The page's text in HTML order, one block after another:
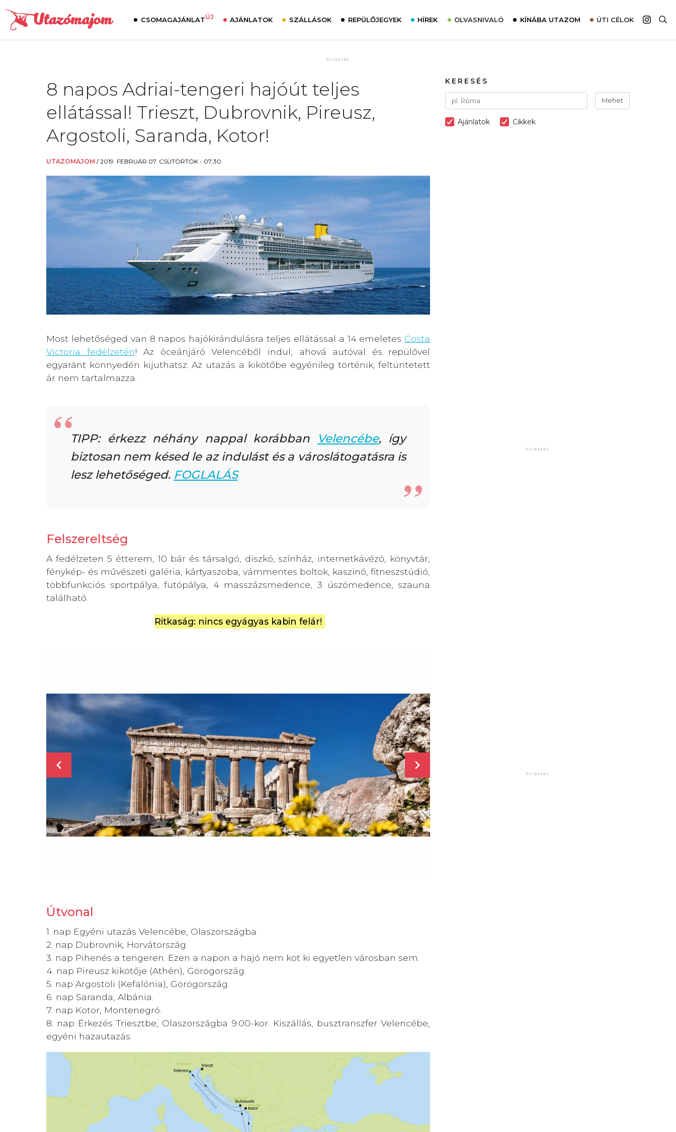
CSOMAGAJÁNLATÚJ AJÁNLATOK SZÁLLÁSOK REPÜLŐJEGYEK HÍREK OLVASNIVALÓ
Interjú
Élménybeszámolók
KÍNÁBA UTAZOM ÚTI CÉLOK
Ausztrália
8 napos Adriai-tengeri hajóút teljes
ellátással! Trieszt, Dubrovnik, Pireusz,
Argostoli, Saranda, Kotor!
UTAZOMAJOM /2019. FEBRUÁR 07. CSÜTÖRTÖK - 07:30
Most lehetőséged van 8 napos hajókirándulásra teljes ellátással a 14 emeletes Costa
Victoria fedélzetén! Az óceánjáró Velencéből indul, ahová autóval és repülővel
egyaránt könnyedén kijuthatsz. Az utazás a kikötőbe egyénileg történik, feltüntetett
ár nem tartalmazza.
TIPP: érkezz néhány nappal korábban Velencébe, így
biztosan nem késed le az indulást és a városlátogatásra is
lesz lehetőséged. FOGLALÁS
Felszereltség
A fedélzeten 5 étterem, 10 bár és társalgó, diszkó, színház, internetkávézó, könyvtár,
fénykép- és művészeti galéria, kártyaszoba, vámmentes boltok, kaszinó, fitneszstúdió,
többfunkciós sportpálya, futópálya, 4 masszázsmedence, 3 úszómedence, szauna
található.
Ritkaság: nincs egyágyas kabin felár!
Útvonal
1. nap Egyéni utazás Velencébe, Olaszországba.
2. nap Dubrovnik, Horvátország.
3. nap Pihenés a tengeren. Ezen a napon a hajó nem köt ki egyetlen városban sem.
4. nap Pireusz kikötője (Athén), Görögország.
5. nap Argostoli (Kefalónia), Görögország.
6. nap Saranda, Albánia.
7. nap Kotor, Montenegró.
8. nap Érkezés Triesztbe, Olaszországba 9.00-kor. Kiszállás, busztranszfer Velencébe,
egyéni hazautazás.
KERESÉS
Mehet
Ajánlatok Cikkek